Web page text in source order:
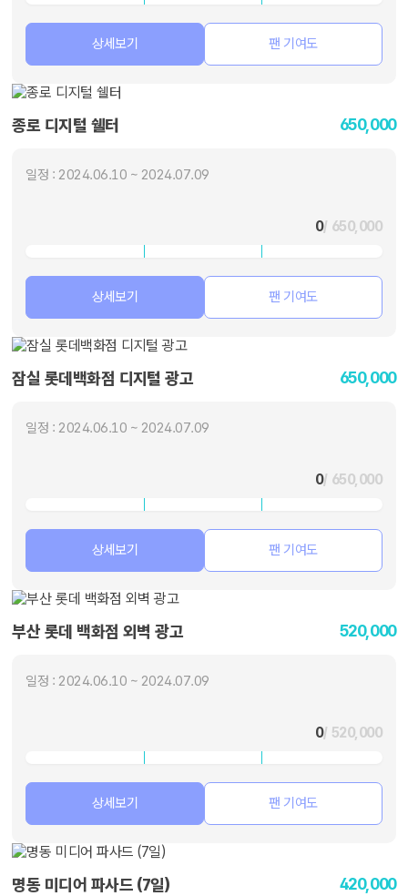
상세보기 팬 기여도
종로 디지털 쉘터 650,000
일정 : 2024.06.10 ~ 2024.07.09
0/ 650,000
상세보기 팬 기여도
잠실 롯데백화점 디지털 광고 650,000
일정 : 2024.06.10 ~ 2024.07.09
0/ 650,000
상세보기 팬 기여도
부산 롯데 백화점 외벽 광고 520,000
일정 : 2024.06.10 ~ 2024.07.09
0/ 520,000
상세보기 팬 기여도
명동 미디어 파사드 (7일) 420,000